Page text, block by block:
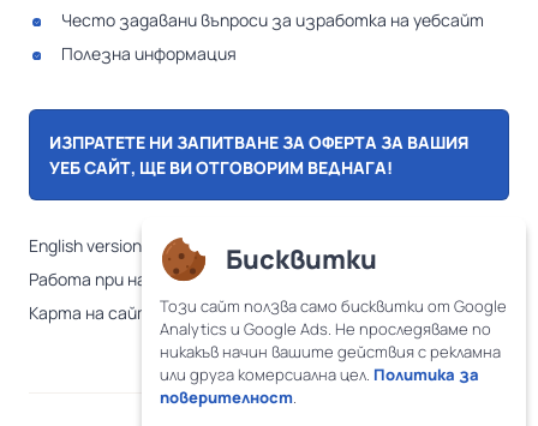
Често задавани въпроси за изработка на уебсайт
Полезна информация
ИЗПРАТЕТЕ НИ ЗАПИТВАНЕ ЗА ОФЕРТА ЗА ВАШИЯ
УЕБ САЙТ, ЩЕ ВИ ОТГОВОРИМ ВЕДНАГА!
English version
Работа при нас
Карта на сайта
Бисквитки
Този сайт ползва само бисквитки от Google
Analytics и Google Ads. Не проследяваме по
никакъв начин вашите действия с рекламна
или друга комерсиална цел. Политика за
поверителност.